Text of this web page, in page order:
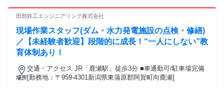
田部鉄工エンジニアリング株式会社
現場作業スタッフ(ダム・水力発電施設の点検・修繕)
／【未経験者歓迎】段階的に成長！“一人にしない”教
育体制あり！
場所
交通・アクセス JR「鹿瀬駅」徒歩3分 ■車通勤可/駐車場完備
[勤務地：〒959-4301新潟県東蒲原郡阿賀町向鹿瀬]